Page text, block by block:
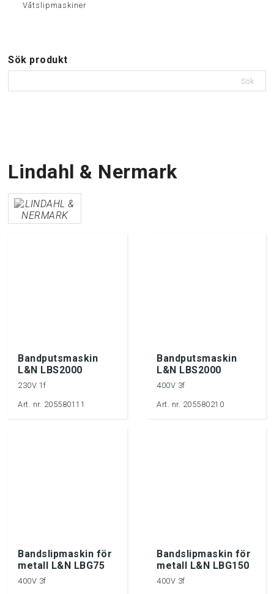
Våtslipmaskiner
Sök produkt
Sök
Lindahl & Nermark
Bandputsmaskin
L&N LBS2000
230V 1f
Art. nr. 205580111
Bandputsmaskin
L&N LBS2000
400V 3f
Art. nr. 205580210
Bandslipmaskin för
metall L&N LBG75
400V 3f
Bandslipmaskin för
metall L&N LBG150
400V 3f